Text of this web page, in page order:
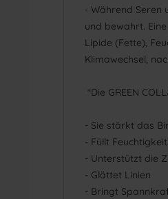
- Während Seren
und bewahrt.
Lipide (Fette),
Klimawechsel,
*Die GREEN
- Sie stärkt das
- Füllt
- Unterstützt die
- Glättet Linien
- Bringt